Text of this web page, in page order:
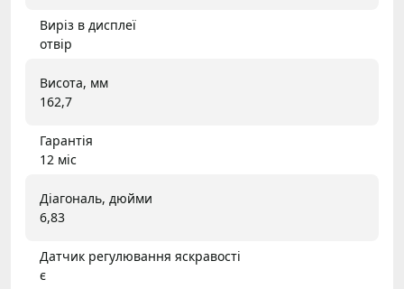
Виріз в дисплеї
отвір
Висота, мм
162,7
Гарантія
12 міс
Діагональ, дюйми
6,83
Датчик регулювання яскравості
є